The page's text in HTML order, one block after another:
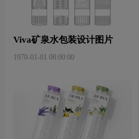
Viva矿泉水包装设计图片
1970-01-01 08:00:00